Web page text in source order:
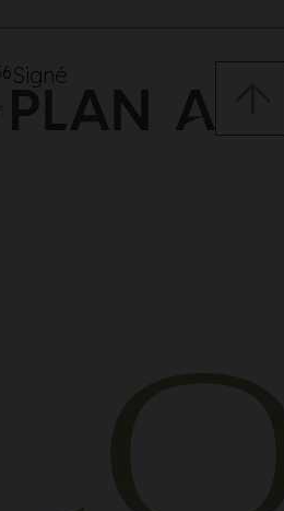
Signé